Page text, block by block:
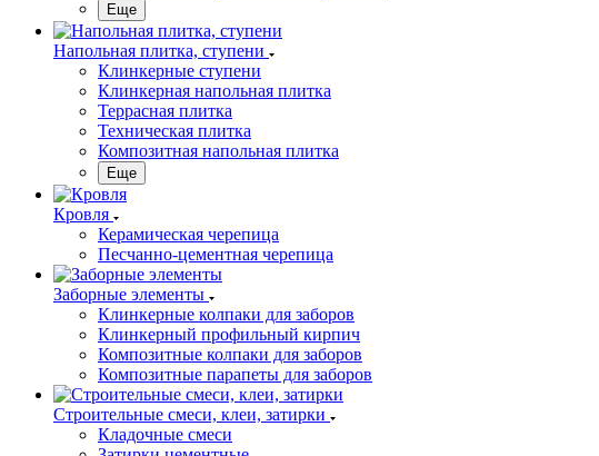
Еще
Напольная плитка, ступени
Клинкерные ступени
Клинкерная напольная плитка
Террасная плитка
Техническая плитка
Композитная напольная плитка
Еще
Кровля
Керамическая черепица
Песчанно-цементная черепица
Заборные элементы
Клинкерные колпаки для заборов
Клинкерный профильный кирпич
Композитные колпаки для заборов
Композитные парапеты для заборов
Строительные смеси, клеи, затирки
Кладочные смеси